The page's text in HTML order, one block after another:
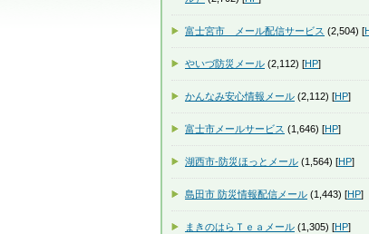
富士宮市 メール配信サービス (2,504) [
やいづ防災メール (2,112) [HP]
かんなみ安心情報メール (2,112) [HP]
富士市メールサービス (1,646) [HP]
湖西市-防災ほっとメール (1,564) [HP]
島田市 防災情報配信メール (1,443) [HP]
まきのはらＴｅａメール (1,305) [HP]